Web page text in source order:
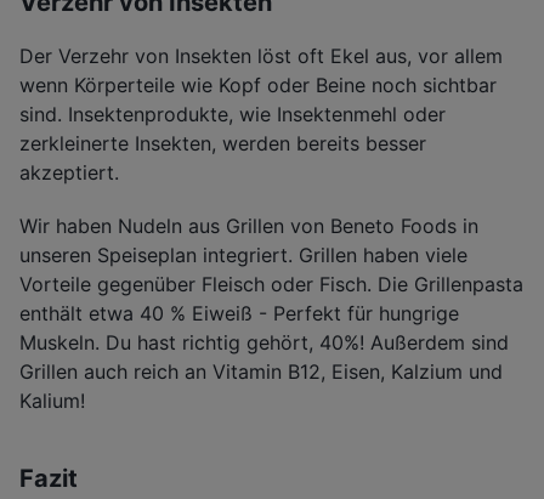
Der Verzehr von Insekten löst oft Ekel aus, vor allem
wenn Körperteile wie Kopf oder Beine noch sichtbar
sind. Insektenprodukte, wie Insektenmehl oder
zerkleinerte Insekten, werden bereits besser
akzeptiert.
Wir haben Nudeln aus Grillen von Beneto Foods in
unseren Speiseplan integriert. Grillen haben viele
Vorteile gegenüber Fleisch oder Fisch. Die Grillenpasta
enthält etwa 40 % Eiweiß - Perfekt für hungrige
Muskeln. Du hast richtig gehört, 40%! Außerdem sind
Grillen auch reich an Vitamin B12, Eisen, Kalzium und
Kalium!
Fazit